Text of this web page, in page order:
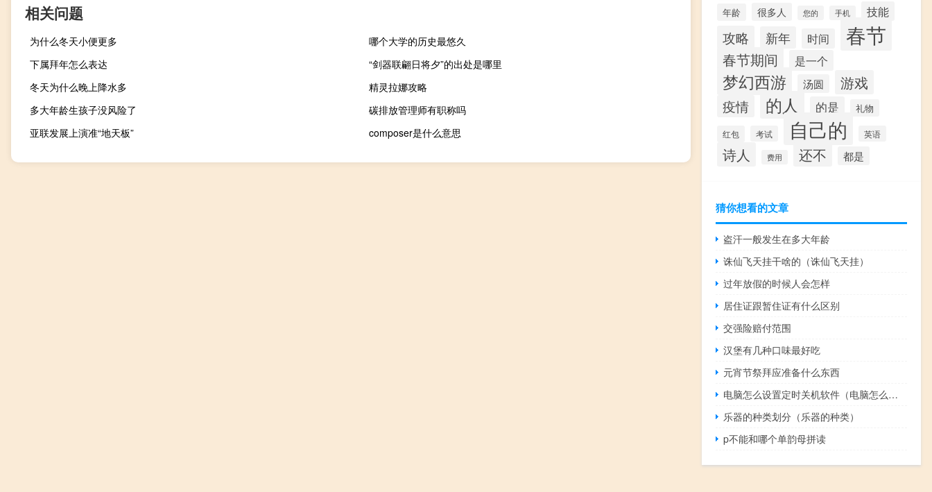
相关问题
为什么冬天小便更多
哪个大学的历史最悠久
下属拜年怎么表达
“剑器联翩日将夕”的出处是哪里
冬天为什么晚上降水多
精灵拉娜攻略
多大年龄生孩子没风险了
碳排放管理师有职称吗
亚联发展上演准“地天板”
composer是什么意思
年龄 很多人 您的 手机 技能
攻略 新年 时间 春节
春节期间 是一个
梦幻西游 汤圆 游戏
疫情 的人 的是 礼物
红包 考试 自己的 英语
诗人 费用 还不 都是
猜你想看的文章
盗汗一般发生在多大年龄
诛仙飞天挂干啥的（诛仙飞天挂）
过年放假的时候人会怎样
居住证跟暂住证有什么区别
交强险赔付范围
汉堡有几种口味最好吃
元宵节祭拜应准备什么东西
电脑怎么设置定时关机软件（电脑怎么设置定时关机）
乐器的种类划分（乐器的种类）
p不能和哪个单韵母拼读